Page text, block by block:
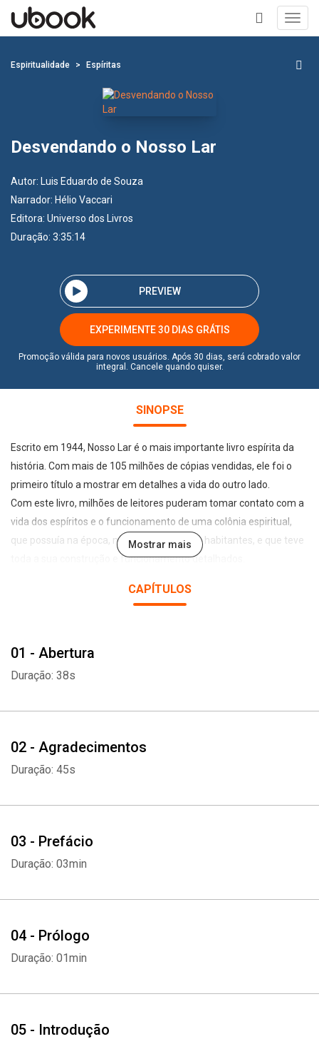
+
Espiritualidade Espíritas
Desvendando o Nosso Lar
Autor: Luis Eduardo de Souza
Narrador: Hélio Vaccari
Editora: Universo dos Livros
Duração: 3:35:14
PREVIEW
EXPERIMENTE 30 DIAS GRÁTIS
Promoção válida para novos usuários. Após 30 dias, será cobrado valor
integral. Cancele quando quiser.
SINOPSE
Escrito em 1944, Nosso Lar é o mais importante livro espírita da
história. Com mais de 105 milhões de cópias vendidas, ele foi o
primeiro título a mostrar em detalhes a vida do outro lado.
Com este livro, milhões de leitores puderam tomar contato com a
vida dos espíritos e o funcionamento de uma colônia espiritual,
que possuía na época, mais de 1 milhão de habitantes, e que teve
toda a sua construção e funcionamento detalhados.
conhecer alguns dos mistérios da vida espiritual narrada em
nessa e em outra dimensão.
Mostrar mais
CAPÍTULOS
01 - Abertura
Duração: 38s
02 - Agradecimentos
Duração: 45s
03 - Prefácio
Duração: 03min
04 - Prólogo
Duração: 01min
05 - Introdução